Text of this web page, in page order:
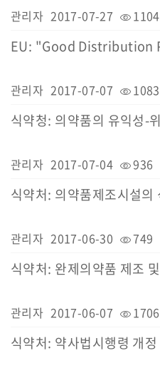
관리자 2017-07-27 1104
관리자 2017-07-07 1083
관리자 2017-07-04 936
관리자 2017-06-30 749
관리자 2017-06-07 1706
식약처: 약사법시행령 개정